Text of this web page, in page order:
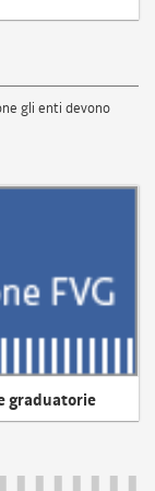
gli enti devono
graduatorie